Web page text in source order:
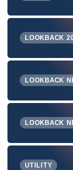
LOOKBACK
LOOKBACK
LOOKBACK
UTILITY